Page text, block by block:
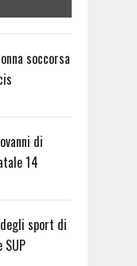
soccorsa
di
14
sport di
SUP